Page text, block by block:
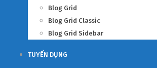
Blog Grid
Blog Grid Classic
Blog Grid Sidebar
TUYỂN DỤNG